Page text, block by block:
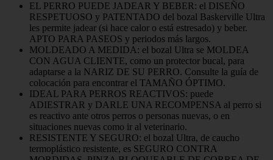
EL PERRO PUEDE JADEAR Y BEBER: el DISEÑO
RESPETUOSO y PATENTADO del bozal Baskerville Ultra
les permite jadear (si hace calor o está estresado) y beber.
APTO PARA PASEOS y periodos más largos.
MOLDEADO A MEDIDA: el bozal Ultra se MOLDEA
CON AGUA CLIENTE, como un protector bucal, para
adaptarse a la NARIZ DE SU PERRO. Consulte la guía de
colocación para encontrar el TAMAÑO ÓPTIMO.
IDEAL PARA PERROS REACTIVOS: puede
ADIESTRAR y DARLE UNA RECOMPENSA al perro si
es reactivo ante otros perros o personas nuevas, o en
situaciones nuevas como ir al veterinario.
RESISTENTE Y SEGURO: el bozal Ultra, de caucho
termoplástico resistente, es SEGURO CONTRA